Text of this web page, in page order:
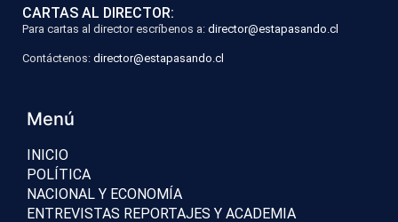
CARTAS AL DIRECTOR:
Para cartas al director escríbenos a: director@estapasando.cl
Contáctenos: director@estapasando.cl
Menú
INICIO
POLÍTICA
NACIONAL Y ECONOMÍA
ENTREVISTAS REPORTAJES Y ACADEMIA